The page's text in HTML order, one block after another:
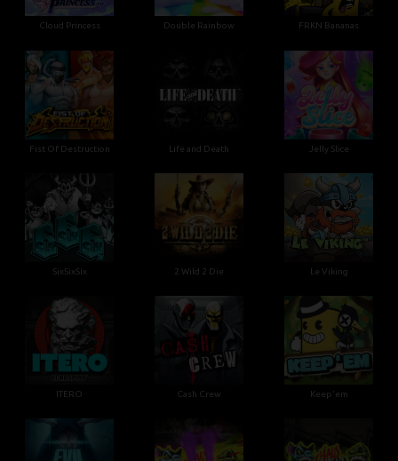
Cloud Princess Double Rainbow FRKN Bananas
Fist Of Destruction Life and Death Jelly Slice
SixSixSix 2 Wild 2 Die Le Viking
ITERO Cash Crew Keep'em